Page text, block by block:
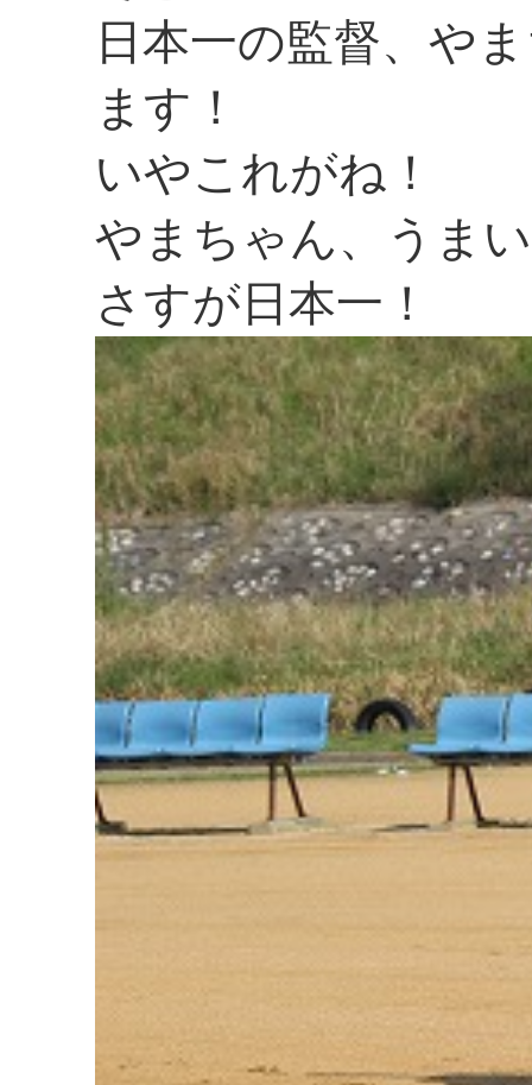
日本一の監督、や
ます！
いやこれがね！
やまちゃん、うま
さすが日本一！